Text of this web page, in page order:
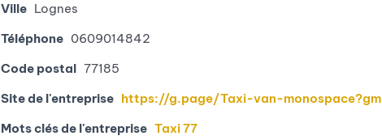
Ville Lognes
Téléphone 0609014842
Code postal 77185
Site de l'entreprise https://g.page/Taxi-van-monospace?gm
Mots clés de l'entreprise Taxi 77